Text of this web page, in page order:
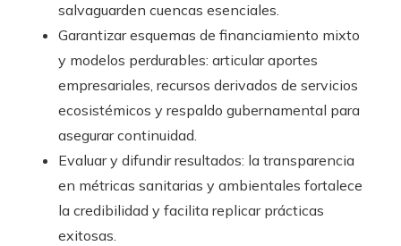
salvaguarden cuencas esenciales.
Garantizar esquemas de financiamiento mixto
y modelos perdurables: articular aportes
empresariales, recursos derivados de servicios
ecosistémicos y respaldo gubernamental para
asegurar continuidad.
Evaluar y difundir resultados: la transparencia
en métricas sanitarias y ambientales fortalece
la credibilidad y facilita replicar prácticas
exitosas.